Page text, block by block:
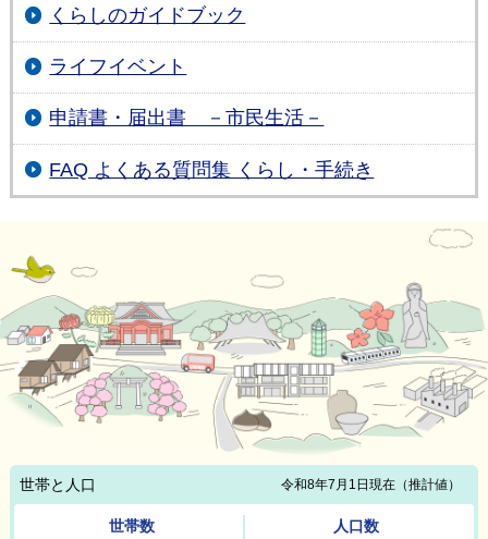
くらしのガイドブック
ライフイベント
申請書・届出書 －市民生活－
FAQ よくある質問集 くらし・手続き